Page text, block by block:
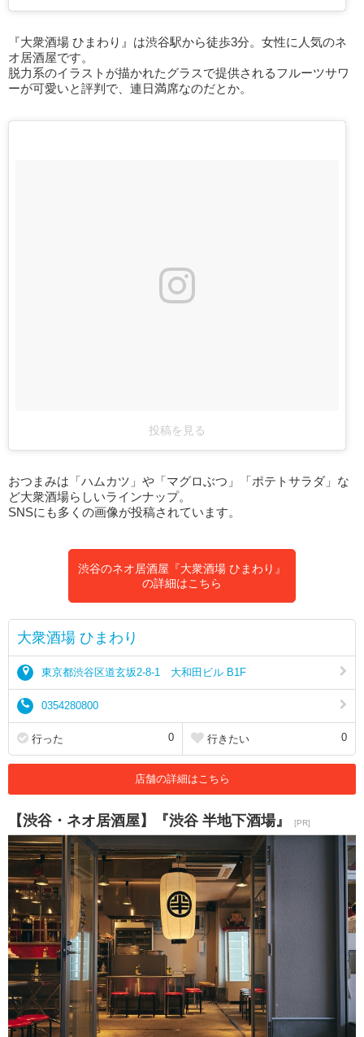
『大衆酒場 ひまわり』は渋谷駅から徒歩3分。女性に人気のネ
オ居酒屋です。
脱力系のイラストが描かれたグラスで提供されるフルーツサワ
ーが可愛いと評判で、連日満席なのだとか。
投稿を見る
おつまみは「ハムカツ」や「マグロぶつ」「ポテトサラダ」な
ど大衆酒場らしいラインナップ。
SNSにも多くの画像が投稿されています。
渋谷のネオ居酒屋『大衆酒場 ひまわり』
の詳細はこちら
大衆酒場 ひまわり
東京都渋谷区道玄坂2-8-1 大和田ビル B1F
0354280800
行った 0 行きたい 0
店舗の詳細はこちら
【渋谷・ネオ居酒屋】『渋谷 半地下酒場』 [PR]